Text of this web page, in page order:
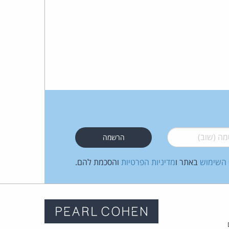
(שוב)*
השימוש באתר ומדיניות הפרטיות והסכמת להם.